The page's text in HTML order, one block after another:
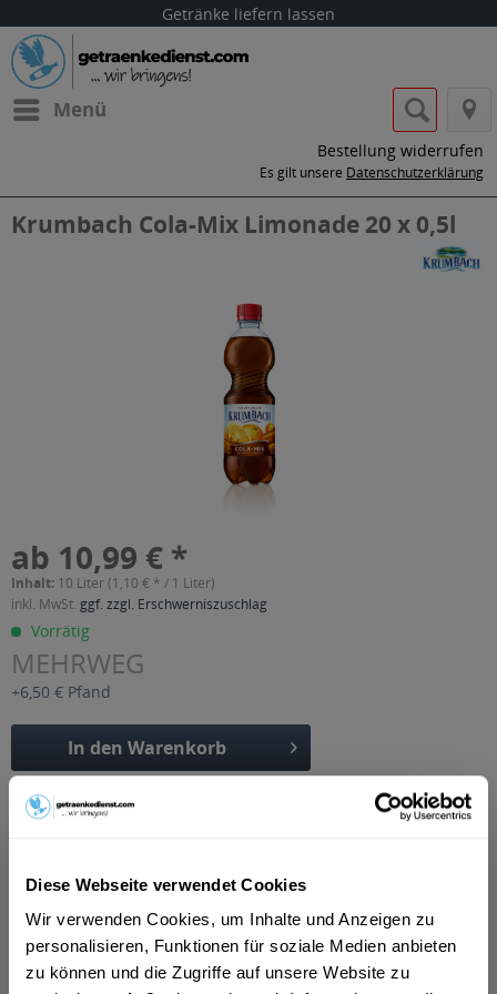
Diese Webseite verwendet Cookies
Wir verwenden Cookies, um Inhalte und Anzeigen zu
personalisieren, Funktionen für soziale Medien anbieten
zu können und die Zugriffe auf unsere Website zu
Getränke liefern lassen
Menü
Bestellung widerrufen
Es gilt unsere Datenschutzerklärung
Krumbach Cola-Mix Limonade 20 x 0,5l
ab 10,99 € *
Inhalt: 10 Liter (1,10 € * / 1 Liter)
inkl. MwSt. ggf. zzgl. Erschwerniszuschlag
Vorrätig
MEHRWEG
+6,50 € Pfand
In den Warenkorb
Artikel-Nr.:
Beschreibung
mehr
"Krumbach Cola-Mix Limonade 20 x 0,5l"